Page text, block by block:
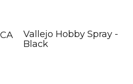
Vallejo Hobby Spray -
Black